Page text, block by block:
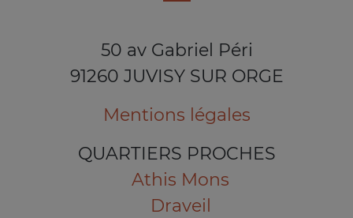
50 av Gabriel Péri
91260 JUVISY SUR ORGE
Mentions légales
QUARTIERS PROCHES
Athis Mons
Draveil